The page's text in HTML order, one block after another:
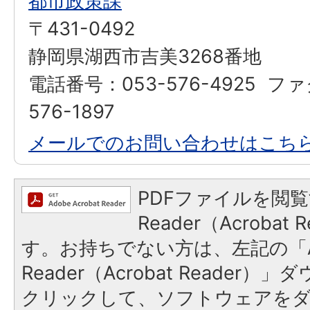
〒431-0492
静岡県湖西市吉美3268番地
電話番号：053-576-4925 フ
576-1897
メールでのお問い合わせはこち
PDFファイルを閲
Reader（Acrobat
す。お持ちでない方は、左記の
Reader（Acrobat Reader）」ダ
クリックして、ソフトウェアを